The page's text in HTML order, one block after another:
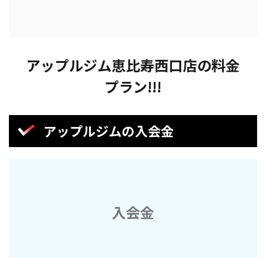
アップルジム恵比寿西口店の料金
プラン!!!
アップルジムの入会金
入会金